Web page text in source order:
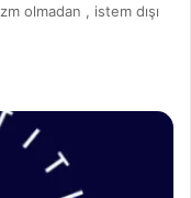
olmadan , istem dışı